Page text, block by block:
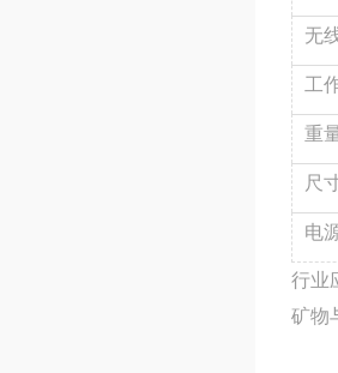
无
工
重
尺
电
行业
矿物